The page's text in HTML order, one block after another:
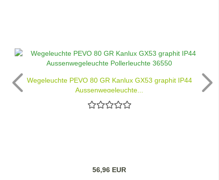
Wegeleuchte PEVO 80 GR Kanlux GX53 graphit IP44
Aussenwegeleuchte...
56,96 EUR